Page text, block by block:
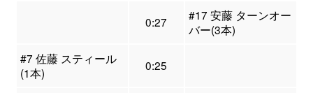
0:27
#17 安藤 ターンオー
バー(3本)
#7 佐藤 スティール
(1本)
0:25